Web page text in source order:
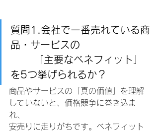
質問1.会社で一番売れている商
品・サービスの
「主要なベネフィット」
を5つ挙げられるか？
商品やサービスの「真の価値」を理解
していないと、価格競争に巻き込ま
れ、
安売りに走りがちです。ベネフィット